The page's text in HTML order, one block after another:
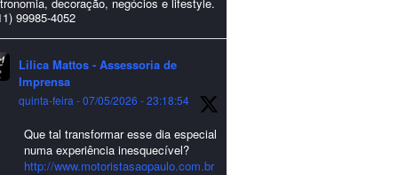
99985-4052
Lilica Mattos - Assessoria de
Imprensa
quinta-feira - 07/05/2026 - 23:18:54
Que tal transformar esse dia especial
numa experiência inesquecível?
http://www.motoristasaopaulo.com.br